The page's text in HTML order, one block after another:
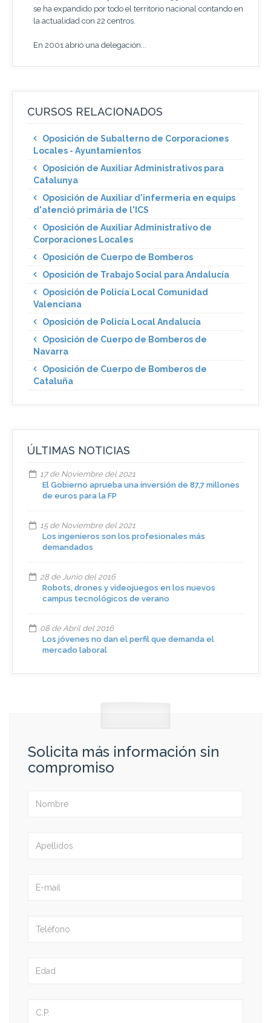
se ha expandido por todo el territorio nacional contando en
la actualidad con 22 centros.
En 2001 abrió una delegación...
CURSOS RELACIONADOS
Oposición de Subalterno de Corporaciones
Locales - Ayuntamientos
Oposición de Auxiliar Administrativos para
Catalunya
Oposición de Auxiliar d'infermeria en equips
d'atenció primária de l'ICS
Oposición de Auxiliar Administrativo de
Corporaciones Locales
Oposición de Cuerpo de Bomberos
Oposición de Trabajo Social para Andalucía
Oposición de Policía Local Comunidad
Valenciana
Oposición de Policía Local Andalucía
Oposición de Cuerpo de Bomberos de
Navarra
Oposición de Cuerpo de Bomberos de
Cataluña
ÚLTIMAS NOTICIAS
17 de Noviembre del 2021
El Gobierno aprueba una inversión de 87,7 millones
de euros para la FP
15 de Noviembre del 2021
Los ingenieros son los profesionales más
demandados
28 de Junio del 2016
Robots, drones y videojuegos en los nuevos
campus tecnológicos de verano
08 de Abril del 2016
Los jóvenes no dan el perfil que demanda el
mercado laboral
Solicita más información sin
compromiso